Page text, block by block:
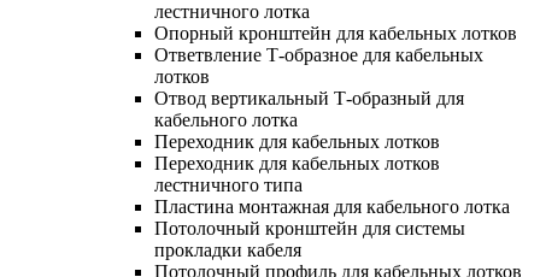
лестничного лотка
Опорный кронштейн для кабельных лотков
Ответвление Т-образное для кабельных
лотков
Отвод вертикальный Т-образный для
кабельного лотка
Переходник для кабельных лотков
Переходник для кабельных лотков
лестничного типа
Пластина монтажная для кабельного лотка
Потолочный кронштейн для системы
прокладки кабеля
Потолочный профиль для кабельных лотков